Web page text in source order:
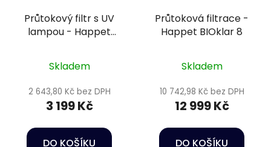
Průtokový filtr s UV
lampou - Happet
Skladem
2 643,80 Kč bez DPH
3 199 Kč
DO KOŠÍKU
Průtoková filtrace -
Happet BIOklar 8
Skladem
10 742,98 Kč bez DPH
12 999 Kč
DO KOŠÍKU